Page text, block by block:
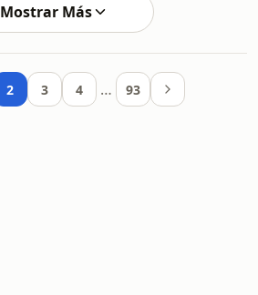
Mostrar Más
2 3 4 … 93